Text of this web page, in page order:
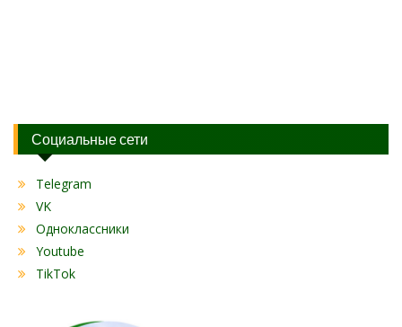
Социальные сети
Telegram
VK
Одноклассники
Youtube
TikTok